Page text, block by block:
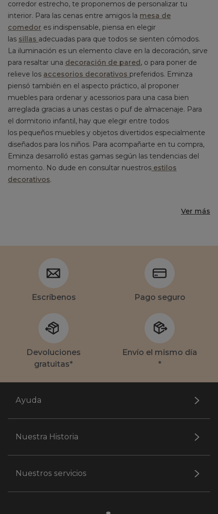
corredor estrecho, te proponemos de personalizar tu
interior. Para las cenas entre amigos la mesa de
comedor es indispensable, piensa en elegir
las sillas adecuadas para que todos se sienten cómodos.
La iluminación es un elemento clave en la decoración, sirve
para resaltar una decoración de pared, o para poner de
relieve los accesorios decorativos preferidos. Eminza
piensó también en el aspecto práctico, al proponer
muebles para ordenar y acessorios para una casa bien
arreglada gracias a unas cestas o puf de almacenaje. Para
el dormitorio infantil, hay que elegir entre todos
los pequeños muebles y objetos divertidos especialmente
diseñados para los niños. Para acompañarte en tu compra,
Eminza desarrolló estas gamas según las tendencias del
momento. No dude en consultar nuestros estilos
decorativos.
Ver más
Escríbenos Pago seguro
Devoluciones
gratuitas*
Envío el mismo día
*
Ayuda
Nuestra Historia
Nuestros servicios